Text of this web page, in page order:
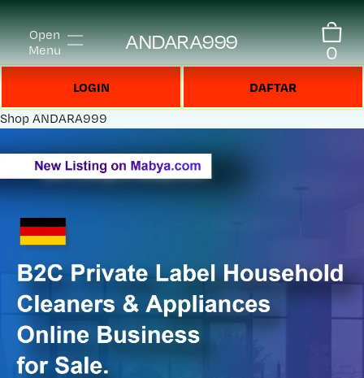
Open
Menu
ANDARA999 0
LOGIN DAFTAR
Shop ANDARA999